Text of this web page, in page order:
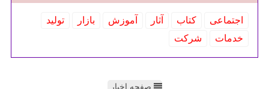
اجتماعی كتاب آثار آموزش بازار
تولید
خدمات
شركت
صفحه اخبار